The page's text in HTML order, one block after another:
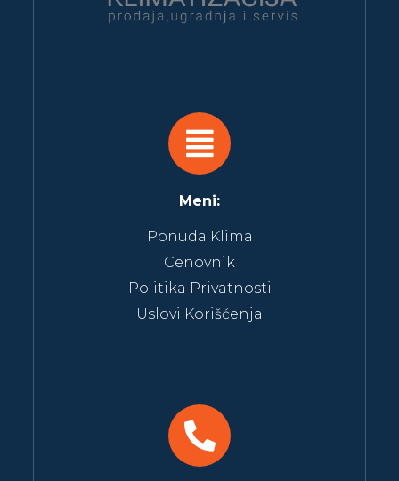
Meni:
Ponuda Klima
Cenovnik
Politika Privatnosti
Uslovi Korišćenja